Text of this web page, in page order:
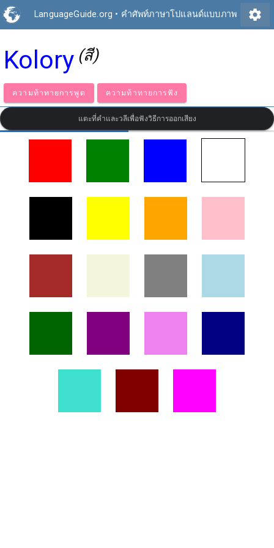
LanguageGuide.org • คำศัพท์ภาษาโปแลนด์แบบภาพ settings
Kolory (สี)
ความท้าทายการพูด ความท้าทายการฟัง
แตะที่คำและวลีเพื่อฟังวิธีการออกเสียง